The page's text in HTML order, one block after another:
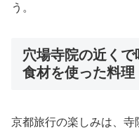
う。
穴場寺院の近く
食材を使った料理
京都旅行の楽しみは、寺